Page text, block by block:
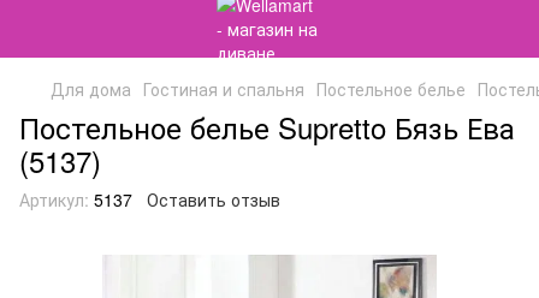
Для дома Гостиная и спальня Постельное белье
Постельное белье Supretto Бязь Ева
(5137)
Артикул: 5137 Оставить отзыв